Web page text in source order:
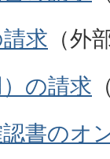
求 （外
の請求
書のオ